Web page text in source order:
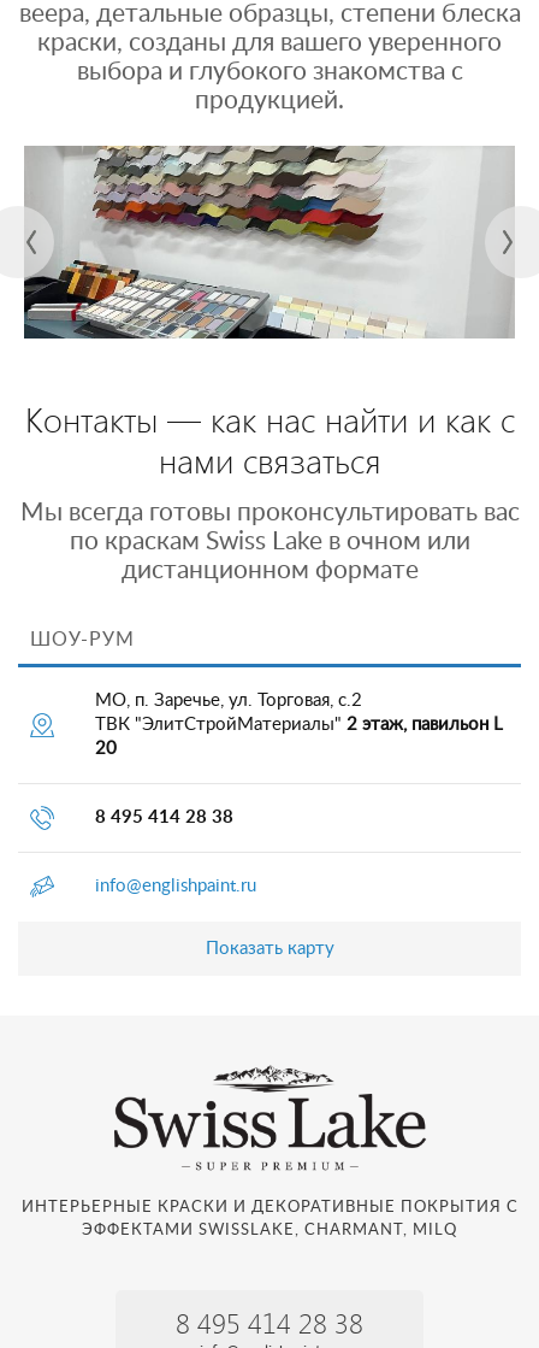
веера, детальные образцы, степени блеска
краски, созданы для вашего уверенного
выбора и глубокого знакомства с
продукцией.
Контакты — как нас найти и как с
нами связаться
Мы всегда готовы проконсультировать вас
по краскам Swiss Lake в очном или
дистанционном формате
ШОУ-РУМ
МО, п. Заречье, ул. Торговая, с.2
ТВК "ЭлитСтройМатериалы" 2 этаж, павильон L
20
8 495 414 28 38
info@englishpaint.ru
Показать карту
ИНТЕРЬЕРНЫЕ КРАСКИ И ДЕКОРАТИВНЫЕ ПОКРЫТИЯ С
ЭФФЕКТАМИ SWISSLAKE, CHARMANT, MILQ
8 495 414 28 38